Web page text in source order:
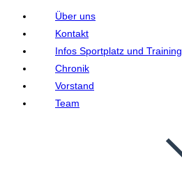
Über uns
Kontakt
Infos Sportplatz und Training
Chronik
Vorstand
Team